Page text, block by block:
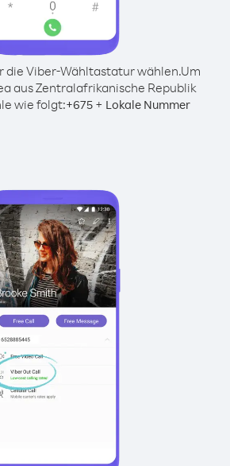
die Viber-Wähltastatur wählen.Um
aus Zentralafrikanische Republik
wie folgt:+675+ Lokale Nummer